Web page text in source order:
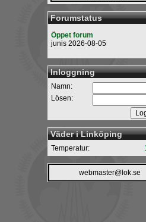
Forumstatus
Öppet forum
junis 2026-08-05
Inloggning
Namn:
Lösen:
Väder i Linköping
Temperatur:
webmaster@lok.se